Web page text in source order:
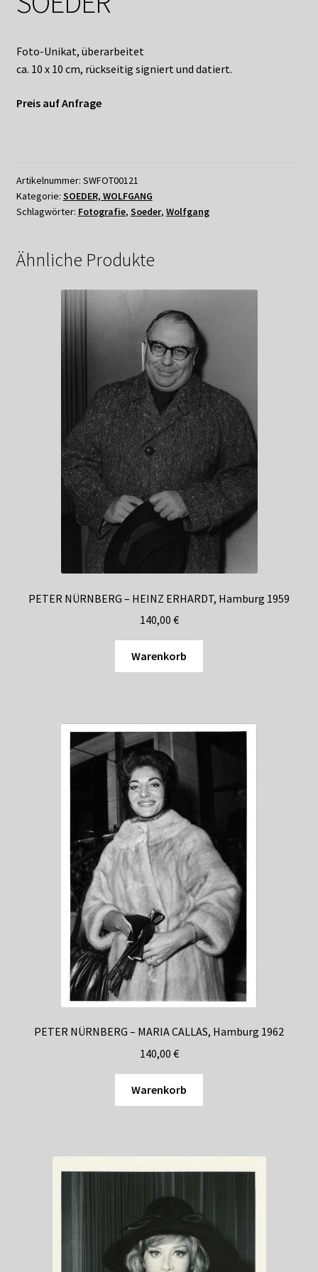
Versandkosten / Lieferung
Zahlungsarten
Foto-Unikat, überarbeitet
ca. 10 x 10 cm, rückseitig signiert und datiert.
Preis auf Anfrage
Artikelnummer: SWFOT00121
Kategorie: SOEDER, WOLFGANG
Schlagwörter: Fotografie, Soeder, Wolfgang
Ähnliche Produkte
PETER NÜRNBERG – HEINZ ERHARDT, Hamburg 1959
140,00 €
Warenkorb
PETER NÜRNBERG – MARIA CALLAS, Hamburg 1962
140,00 €
Warenkorb